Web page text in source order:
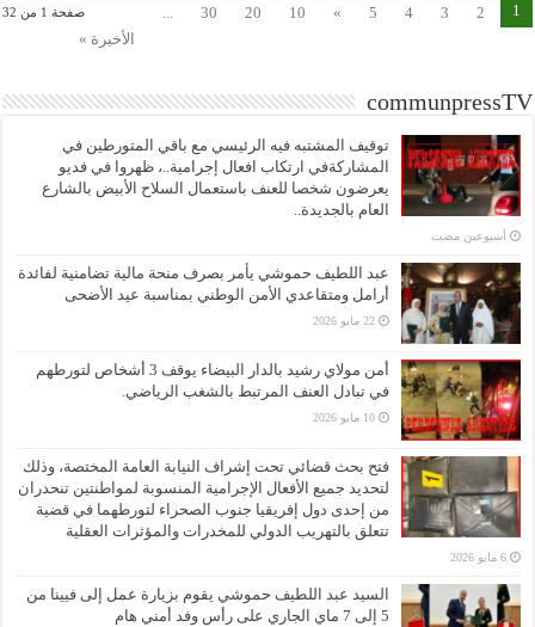
صفحة 1 من 32 1
2
3
4
5
»
10
20
30
الأخيرة »
communpressTV
توقيف المشتبه فيه الرئيسي مع باقي المتورطين في
المشاركةفي ارتكاب افعال إجرامية..، ظهروا في فديو
يعرضون شخصا للعنف باستعمال السلاح الأبيض بالشارع
العام بالجديدة..
‏أسبوعين مضت
عبد اللطيف حموشي يأمر بصرف منحة مالية تضامنية لفائدة
أرامل ومتقاعدي الأمن الوطني بمناسبة عيد الأضحى
22 مايو 2026
أمن مولاي رشيد بالدار البيضاء يوقف 3 أشخاص لتورطهم
في تبادل العنف المرتبط بالشغب الرياضي.
10 مايو 2026
فتح بحث قضائي تحت إشراف النيابة العامة المختصة، وذلك
لتحديد جميع الأفعال الإجرامية المنسوبة لمواطنتين تنحدران
من إحدى دول إفريقيا جنوب الصحراء لتورطهما في قضية
تتعلق بالتهريب الدولي للمخدرات والمؤثرات العقلية
6 مايو 2026
السيد عبد اللطيف حموشي يقوم بزيارة عمل إلى فيينا من
5 إلى 7 ماي الجاري على رأس وفد أمني هام